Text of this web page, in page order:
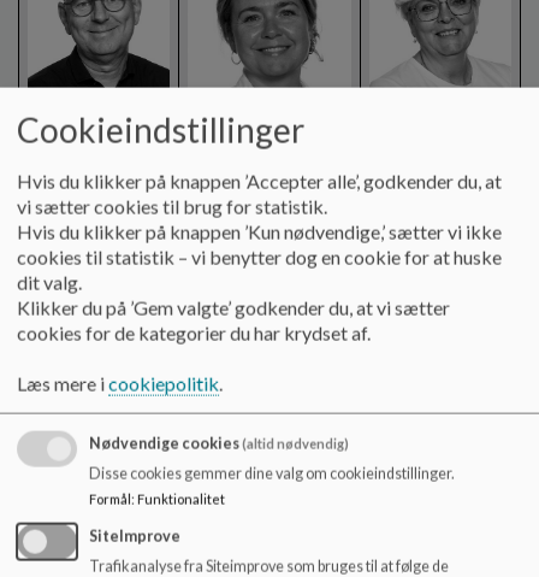
Skoleleder
Lars Busk
Svendsen
Tlf.: 2943 3674
lbs@nyborg.dk
Viceskoleleder
Sine Kelly
Tlf.: 2166 3990
Afdelingsleder
0.-4. årgang +
SFO
Dorte Engholm
Tlf.: 6114 1458
dortp@nyborg.
dk
Cookieindstillinger
Hvis du klikker på knappen ’Accepter alle’, godkender du, at
vi sætter cookies til brug for statistik.
Hvis du klikker på knappen ’Kun nødvendige,’ sætter vi ikke
cookies til statistik – vi benytter dog en cookie for at huske
dit valg.
Klikker du på ’Gem valgte’ godkender du, at vi sætter
cookies for de kategorier du har krydset af.
Læs mere icookiepolitik.
Nødvendige cookies(altid nødvendig)
Disse cookies gemmer dine valg om cookieindstillinger.
Formål: Funktionalitet
SiteImprove
Trafikanalyse fra Siteimprove som bruges til at følge de